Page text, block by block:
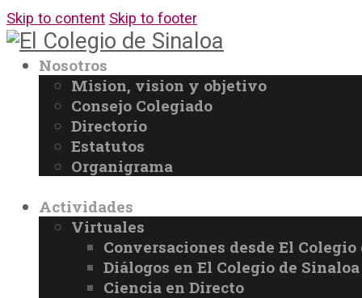
Skip to content Skip to footer
Nosotros
Mision, vision y objetivo
Consejo Colegiado
Directorio
Estatutos
Organigrama
Actividades
Virtuales
Conversaciones desde El
Diálogos en El Colegio de Sinaloa
Ciencia en Directo